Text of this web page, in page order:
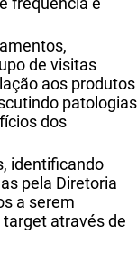
de visitas
aos produtos
patologias
dos
identificando
pela Diretoria
a serem
através de